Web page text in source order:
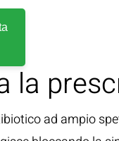
la
ad ampio